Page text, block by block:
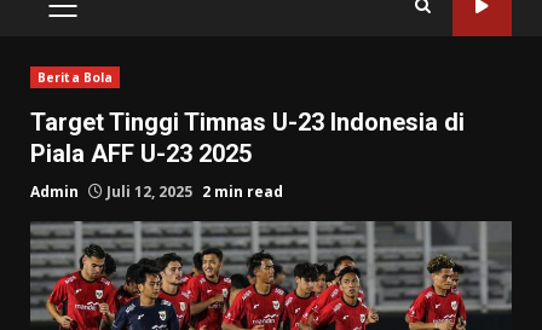
PRIMARY
Berita Bola
Target Tinggi Timnas U-23 Indonesia di
Piala AFF U-23 2025
Admin Juli 12, 2025 2 min read